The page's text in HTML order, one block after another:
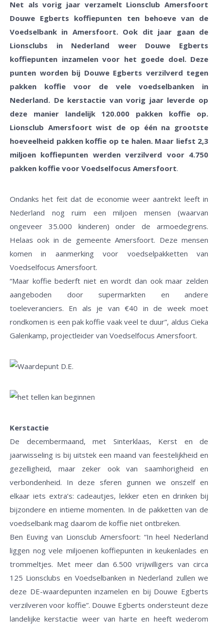
Net als vorig jaar verzamelt Lionsclub Amersfoort
Douwe Egberts koffiepunten ten behoeve van de
Voedselbank in Amersfoort. Ook dit jaar gaan de
Lionsclubs in Nederland weer Douwe Egberts
koffiepunten inzamelen voor het goede doel. Deze
punten worden bij Douwe Egberts verzilverd tegen
pakken koffie voor de vele voedselbanken in
Nederland. De kerstactie van vorig jaar leverde op
deze manier landelijk 120.000 pakken koffie op.
Lionsclub Amersfoort wist de op één na grootste
hoeveelheid pakken koffie op te halen. Maar liefst 2,3
miljoen koffiepunten werden verzilverd voor 4.750
pakken koffie voor Voedselfocus Amersfoort.
Ondanks het feit dat de economie weer aantrekt leeft in
Nederland nog ruim een miljoen mensen (waarvan
ongeveer 35.000 kinderen) onder de armoedegrens.
Helaas ook in de gemeente Amersfoort. Deze mensen
komen in aanmerking voor voedselpakketten van
Voedselfocus Amersfoort.
“Maar koffie bederft niet en wordt dan ook maar zelden
aangeboden door supermarkten en andere
toeleveranciers. En als je van €40 in de week moet
rondkomen is een pak koffie vaak veel te duur”, aldus Cieka
Galenkamp, projectleider van Voedselfocus Amersfoort.
Kerstactie
De decembermaand, met Sinterklaas, Kerst en de
jaarwisseling is bij uitstek een maand van feestelijkheid en
gezelligheid, maar zeker ook van saamhorigheid en
verbondenheid. In deze sferen gunnen we onszelf en
elkaar iets extra’s: cadeautjes, lekker eten en drinken bij
bijzondere en intieme momenten. In de pakketten van de
voedselbank mag daarom de koffie niet ontbreken.
Ben Euving van Lionsclub Amersfoort: “In heel Nederland
liggen nog vele miljoenen koffiepunten in keukenlades en
trommeltjes. Met meer dan 6.500 vrijwilligers van circa
125 Lionsclubs en Voedselbanken in Nederland zullen we
deze DE-waardepunten inzamelen en bij Douwe Egberts
verzilveren voor koffie”. Douwe Egberts ondersteunt deze
landelijke kerstactie weer van harte en heeft wederom